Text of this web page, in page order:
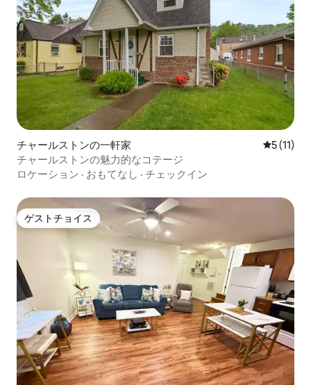
チャールストンの一軒家 レビュー
5 (11)
チャールストンの魅力的なコテージ
ロケーション · おもてなし · チェックイン
ゲストチョイス
ゲストチョイス